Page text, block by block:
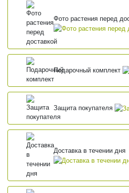
Фото растения перед
Подарочный комплект
Защита покупателя
Доставка в течении дня